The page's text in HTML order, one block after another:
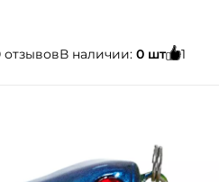
отзывовВ наличии: 0 шт 1